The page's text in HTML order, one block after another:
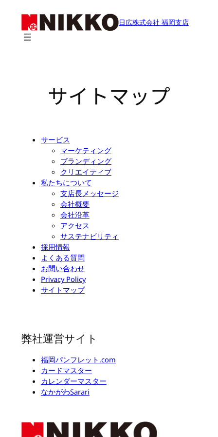
日広株式会社 福岡支店
サイトマップ
サービス
マーケティング
ブランディング
クリエイティブ
私たちについて
支店長メッセージ
会社概要
会社沿革
アクセス
サステナビリティ
採用情報
よくある質問
お問い合わせ
Privacy Policy
サイトマップ
弊社運営サイト
福岡パンフレット.com
カードマスター
カレンダーマスター
なかがわSarari